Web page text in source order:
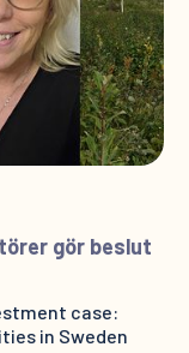
gör beslut
case:
in Sweden